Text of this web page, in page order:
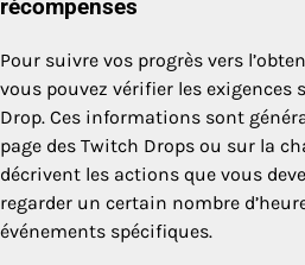
récompenses
Pour suivre vos progrès vers
vous pouvez vérifier les exigences
Drop. Ces informations sont
page des Twitch Drops ou sur la
décrivent les actions que vous
regarder un certain nombre
événements spécifiques.